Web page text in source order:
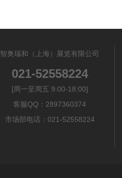
智奥瑞和（上海）展览有限公司
021-52558224
[周一至周五 9:00-18:00]
客服QQ：2897360374
市场部电话：021-52558224